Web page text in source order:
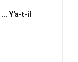
Y'a-t-il